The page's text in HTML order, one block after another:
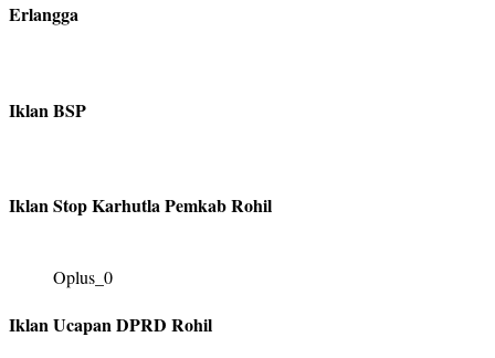
Erlangga
Iklan BSP
Iklan Stop Karhutla Pemkab Rohil
Oplus_0
Iklan Ucapan DPRD Rohil